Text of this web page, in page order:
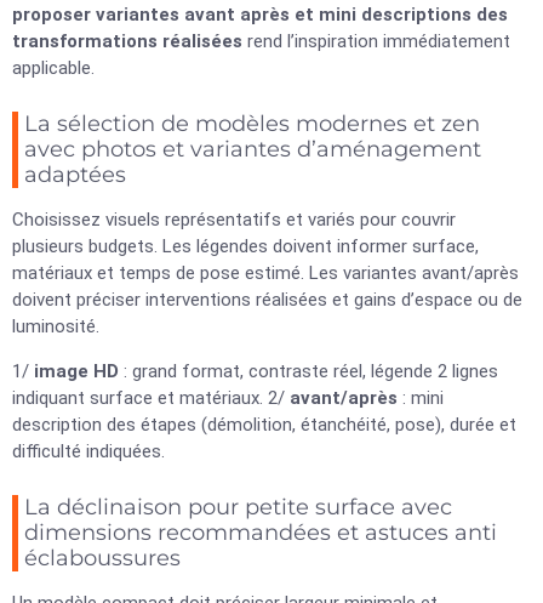
proposer variantes avant après et mini descriptions des
transformations réalisées rend l’inspiration immédiatement
applicable.
La sélection de modèles modernes et zen
avec photos et variantes d’aménagement
adaptées
Choisissez visuels représentatifs et variés pour couvrir
plusieurs budgets. Les légendes doivent informer surface,
matériaux et temps de pose estimé. Les variantes avant/après
doivent préciser interventions réalisées et gains d’espace ou de
luminosité.
1/ image HD : grand format, contraste réel, légende 2 lignes
indiquant surface et matériaux. 2/ avant/après : mini
description des étapes (démolition, étanchéité, pose), durée et
difficulté indiquées.
La déclinaison pour petite surface avec
dimensions recommandées et astuces anti
éclaboussures